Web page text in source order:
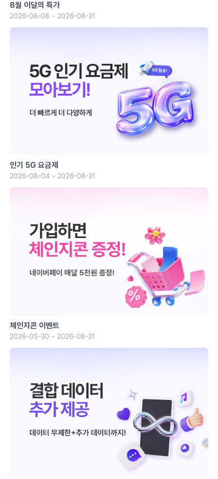
8월 이달의 특가
2026-08-08 ~ 2026-08-31
인기 5G 요금제
2026-08-04 ~ 2026-08-31
체인지콘 이벤트
2026-05-30 ~ 2026-08-31